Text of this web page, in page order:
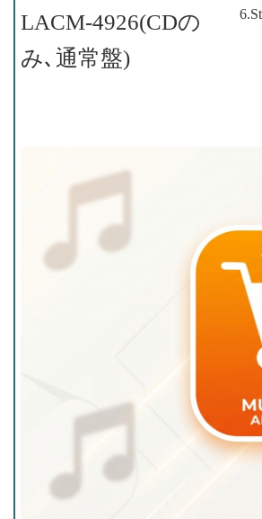
LACM-4926(CDの
み､通常盤)